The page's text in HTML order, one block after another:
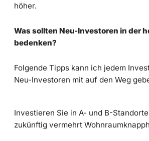
höher.
Was sollten Neu-Investoren in der
bedenken?
Folgende Tipps kann ich jedem
Neu-Investoren mit auf den Weg
Investieren Sie in A- und B-
zukünftig vermehrt